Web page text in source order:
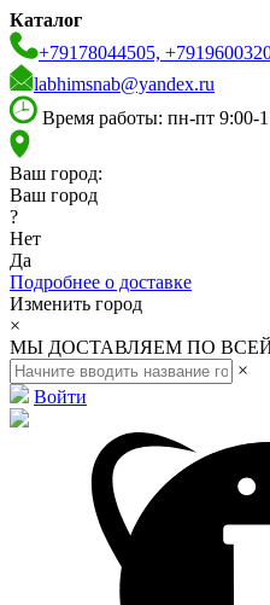
Каталог
+79178044505,
labhimsnab@yandex.ru
Время работы: пн-пт 9:00-
Ваш город:
Ваш город
?
Нет
Да
Подробнее о доставке
Изменить город
×
МЫ ДОСТАВЛЯЕМ ПО
×
Войти